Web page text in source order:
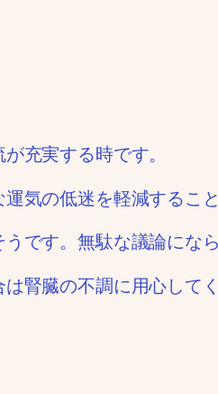
充実する時です。
気の低迷を軽減すること
です。無駄な議論にな
腎臓の不調に用心してく